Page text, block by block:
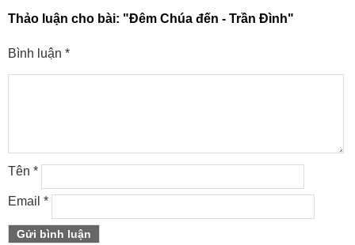
Thảo luận cho bài: "Đêm Chúa đến - Trần Đình"
Bình luận *
Tên *
Email *